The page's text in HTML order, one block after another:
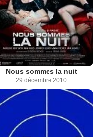
Nous sommes la nuit
29 décembre 2010